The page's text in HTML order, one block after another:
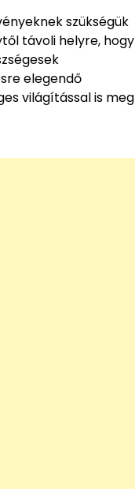
szükségük
távoli helyre, hogy
elegendő
világítással is meg